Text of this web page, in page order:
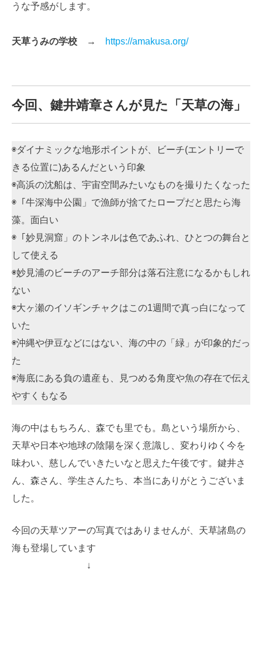
うな予感がします。
天草うみの学校 → https://amakusa.org/
今回、鍵井靖章さんが見た「天草の海」
◉ダイナミックな地形ポイントが、ビーチ(エントリーで
きる位置に)あるんだという印象
◉高浜の沈船は、宇宙空間みたいなものを撮りたくなった
◉「牛深海中公園」で漁師が捨てたロープだと思たら海
藻。面白い
◉「妙見洞窟」のトンネルは色であふれ、ひとつの舞台と
して使える
◉妙見浦のビーチのアーチ部分は落石注意になるかもしれ
ない
◉大ヶ瀬のイソギンチャクはこの1週間で真っ白になって
いた
◉沖縄や伊豆などにはない、海の中の「緑」が印象的だっ
た
◉海底にある負の遺産も、見つめる角度や魚の存在で伝え
やすくもなる
海の中はもちろん、森でも里でも。島という場所から、
天草や日本や地球の陰陽を深く意識し、変わりゆく今を
味わい、慈しんでいきたいなと思えた午後です。鍵井さ
ん、森さん、学生さんたち、本当にありがとうございま
した。
今回の天草ツアーの写真ではありませんが、天草諸島の
海も登場しています
↓